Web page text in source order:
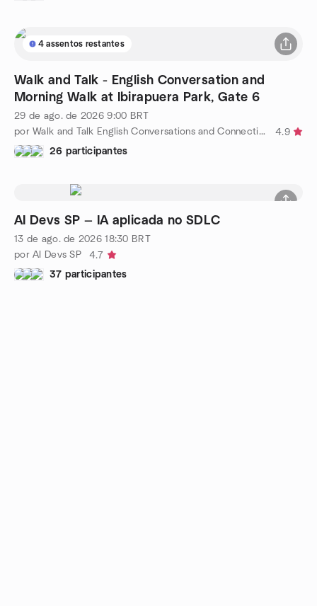
4 assentos restantes
Walk and Talk - English Conversation and
Morning Walk at Ibirapuera Park, Gate 6
29 de ago. de 2026 9:00 BRT
por Walk and Talk English Conversations and Connections
4.9
26 participantes
AI Devs SP — IA aplicada no SDLC
13 de ago. de 2026 18:30 BRT
por AI Devs SP
4.7
37 participantes